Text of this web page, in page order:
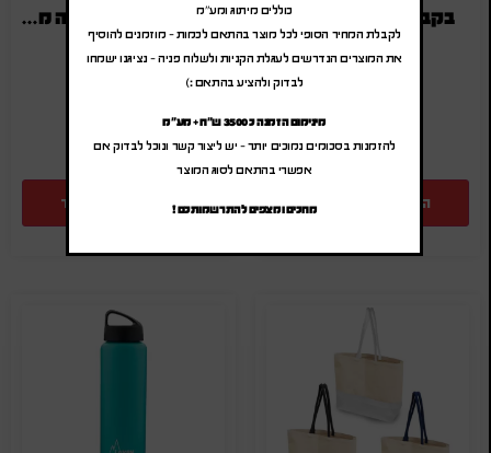
בקבוקי שתיה עם לוגו
(לפני מע"מ)
הוספה להצעת מחיר
בקבוק טרמי נירוסטה ממותג
(לפני מע"מ)
הוספה להצעת מחיר
כוללים מיתוג ומע"מ
לקבלת המחיר הסופי לכל מוצר בהתאם לכמות – מוזמנים להוסיף
את המוצרים הנדרשים לעגלת הקניות ולשלוח פניה – נציגנו ישמחו
לבדוק ולהציע בהתאם :)
מינימום הזמנה כ 3500 ש"ח + מע"מ
להזמנות בסכומים נמוכים יותר – יש ליצור קשר ונוכל לבדוק אם
אפשרי בהתאם לסוג המוצר
מחכים ומצפים להתרשמותכם !